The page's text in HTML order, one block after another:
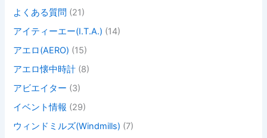
よくある質問 (21)
アイティーエー(I.T.A.) (14)
アエロ(AERO) (15)
アエロ懐中時計 (8)
アビエイター (3)
イベント情報 (29)
ウィンドミルズ(Windmills) (7)